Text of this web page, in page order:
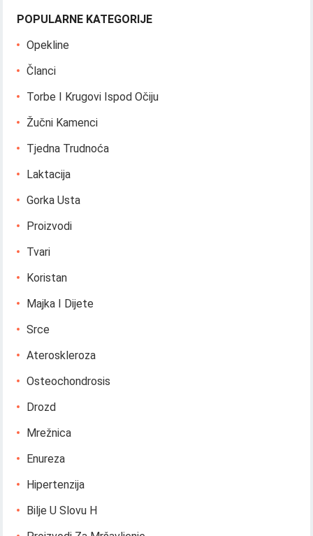
POPULARNE KATEGORIJE
Opekline
Članci
Torbe I Krugovi Ispod Očiju
Žučni Kamenci
Tjedna Trudnoća
Laktacija
Gorka Usta
Proizvodi
Tvari
Koristan
Majka I Dijete
Srce
Ateroskleroza
Osteochondrosis
Drozd
Mrežnica
Enureza
Hipertenzija
Bilje U Slovu H